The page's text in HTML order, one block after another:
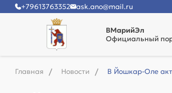
+79613763352 ask.ano@mail.ru
ВМарийЭл
Официальный
Главная Новости В Йошкар-Оле